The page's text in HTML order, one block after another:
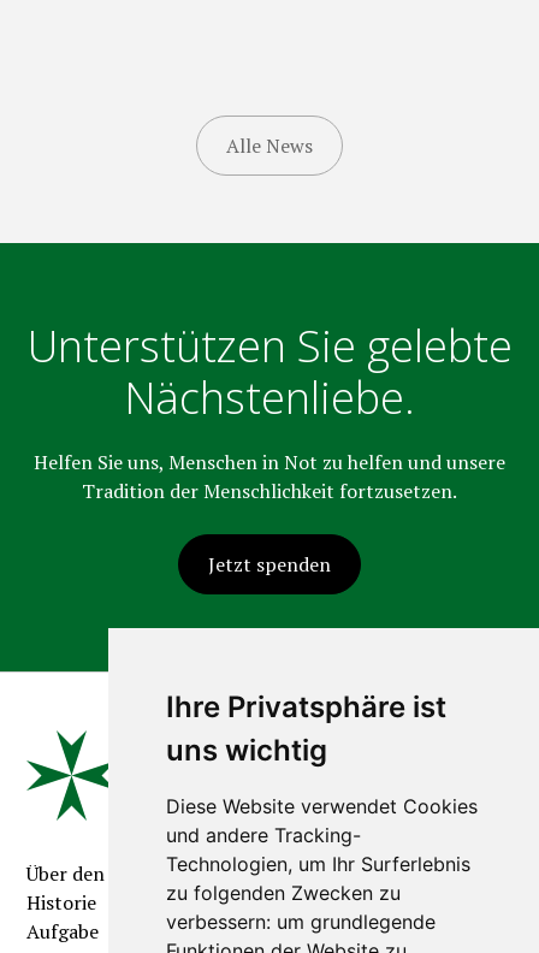
Ihre Privatsphäre ist
uns wichtig
Diese Website verwendet Cookies
und andere Tracking-
Technologien, um Ihr Surferlebnis
zu folgenden Zwecken zu
verbessern: um grundlegende
Alle News
Unterstützen Sie gelebte
Nächstenliebe.
Helfen Sie uns, Menschen in Not zu helfen und unsere
Tradition der Menschlichkeit fortzusetzen.
Jetzt spenden
Über den Orden
Historie
Aufgabe